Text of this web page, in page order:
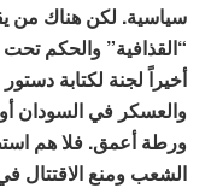
سياسية. لكن هناك من
“القذافية” والحكم
أخيراً لجنة لكتابة
والعسكر في السودان
ورطة أعمق. فلا هم
الشعب ومنع الاقتتال